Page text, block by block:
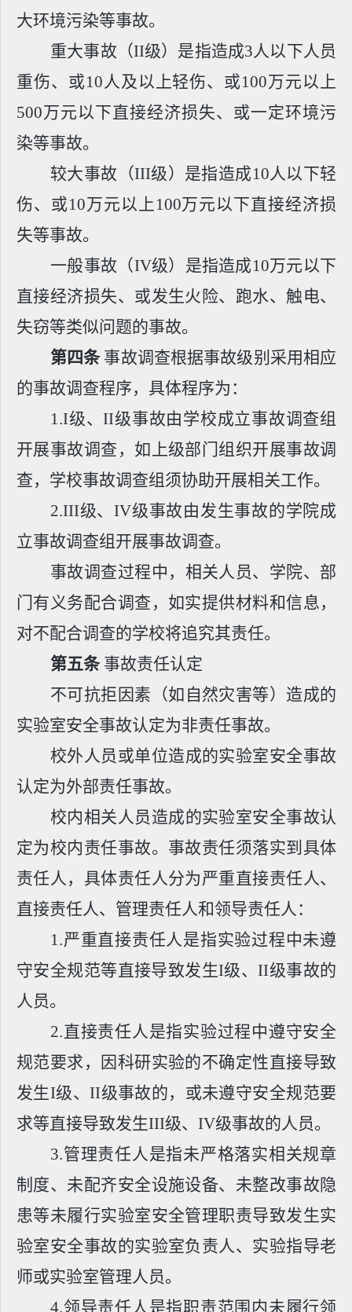
大环境污染等事故。
重大事故（II级）是指造成3人以下人员
重伤、或10人及以上轻伤、或100万元以上
500万元以下直接经济损失、或一定环境污
染等事故。
较大事故（III级）是指造成10人以下轻
伤、或10万元以上100万元以下直接经济损
失等事故。
一般事故（IV级）是指造成10万元以下
直接经济损失、或发生火险、跑水、触电、
失窃等类似问题的事故。
第四条事故调查根据事故级别采用相应
的事故调查程序，具体程序为：
1.I级、II级事故由学校成立事故调查组
开展事故调查，如上级部门组织开展事故调
查，学校事故调查组须协助开展相关工作。
2.III级、IV级事故由发生事故的学院成
立事故调查组开展事故调查。
事故调查过程中，相关人员、学院、部
门有义务配合调查，如实提供材料和信息，
对不配合调查的学校将追究其责任。
第五条 事故责任认定
不可抗拒因素（如自然灾害等）造成的
实验室安全事故认定为非责任事故。
校外人员或单位造成的实验室安全事故
认定为外部责任事故。
校内相关人员造成的实验室安全事故认
定为校内责任事故。事故责任须落实到具体
责任人，具体责任人分为严重直接责任人、
直接责任人、管理责任人和领导责任人：
1.严重直接责任人是指实验过程中未遵
守安全规范等直接导致发生I级、II级事故的
人员。
2.直接责任人是指实验过程中遵守安全
规范要求，因科研实验的不确定性直接导致
发生I级、II级事故的，或未遵守安全规范要
求等直接导致发生III级、IV级事故的人员。
3.管理责任人是指未严格落实相关规章
制度、未配齐安全设施设备、未整改事故隐
患等未履行实验室安全管理职责导致发生实
验室安全事故的实验室负责人、实验指导老
师或实验室管理人员。
4.领导责任人是指职责范围内未履行领